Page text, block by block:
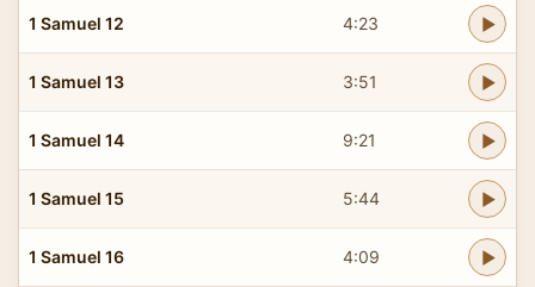
1 Samuel 12 4:23
1 Samuel 13 3:51
1 Samuel 14 9:21
1 Samuel 15 5:44
1 Samuel 16 4:09